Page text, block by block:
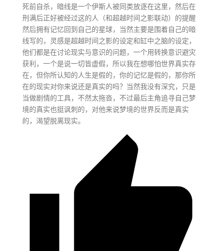
死前自杀，暗线是一个伊斯人被同类放逐在这里，然后在
刑满后正好被经过这的人（和超越时间之影联动）的提醒
然后拥有记忆回到自己的星球，当然主要是围着自己的暗
线写的，灵感是超越时间之影的设定和缸中之脑的设定，
他们都是在讨论现实与意识的问题，一个用转换意识避灾
获利，一个是说一切皆虚假，所以我在想哪怕世界真实存
在，但你所认知的人生是假的，你的记忆是假的，那你所
在的现实对你来说还是真实的吗？当然我没有深究，只是
当做剧情的工具，不然太拖沓，不过最后主角追寻自己梦
境的真实也挺讽刺的，对他来说梦境的世界反而是真实
的，渴望脱离现实。